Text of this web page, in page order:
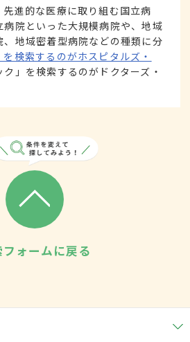
進的な医療に取り組む国立病
院といった大規模病院や、地域
地域密着型病院などの種類に分
を検索するのがホスピタルズ・
」を検索するのがドクターズ・
ォームに戻る